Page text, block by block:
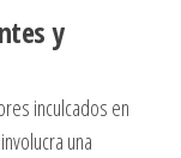
y
inculcados en
una